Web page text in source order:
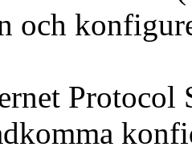
och
Protocol